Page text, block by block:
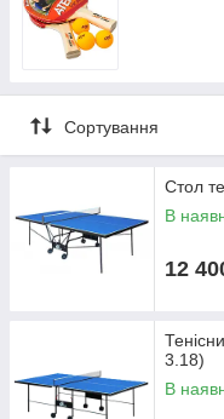
Сортування
Стол
В
12
3.18)
В